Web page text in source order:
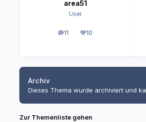
area51
User
11
Beiträge10
Reputation
Archiv
Dieses Thema wurde archiviert und
Zur Themenliste gehen